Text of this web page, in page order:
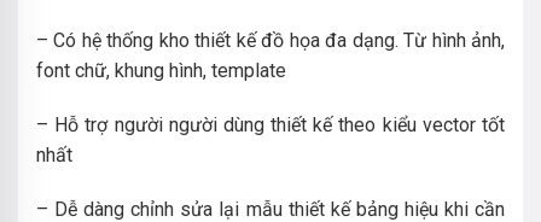
– Có hệ thống kho thiết kế đồ họa đa dạng. Từ hình ảnh,
font chữ, khung hình, template
– Hỗ trợ người người dùng thiết kế theo kiểu vector tốt
nhất
– Dễ dàng chỉnh sửa lại mẫu thiết kế bảng hiệu khi cần